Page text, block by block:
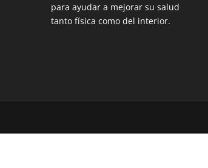
para ayudar a mejorar su salud
tanto física como del interior.